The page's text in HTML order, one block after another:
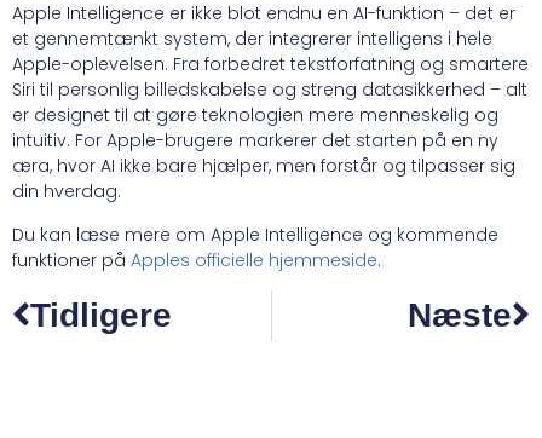
Apple Intelligence er ikke blot endnu en AI-funktion – det er
et gennemtænkt system, der integrerer intelligens i hele
Apple-oplevelsen. Fra forbedret tekstforfatning og smartere
Siri til personlig billedskabelse og streng datasikkerhed – alt
er designet til at gøre teknologien mere menneskelig og
intuitiv. For Apple-brugere markerer det starten på en ny
æra, hvor AI ikke bare hjælper, men forstår og tilpasser sig
din hverdag.
Du kan læse mere om Apple Intelligence og kommende
funktioner på Apples officielle hjemmeside.
Tidligere Næste